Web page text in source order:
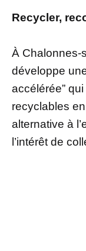
Recycler,
À Chalonnes-
développe
accélérée”
recyclables
alternative à
l’intérêt de